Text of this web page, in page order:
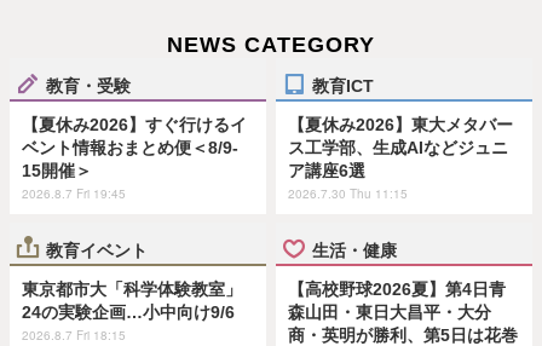
NEWS CATEGORY
教育・受験
【夏休み2026】すぐ行けるイ
ベント情報おまとめ便＜8/9-
15開催＞
2026.8.7 Fri 19:45
教育ICT
【夏休み2026】東大メタバー
ス工学部、生成AIなどジュニ
ア講座6選
2026.7.30 Thu 11:15
教育イベント
東京都市大「科学体験教室」
24の実験企画…小中向け9/6
2026.8.7 Fri 18:15
生活・健康
【高校野球2026夏】第4日青
森山田・東日大昌平・大分
商・英明が勝利、第5日は花巻